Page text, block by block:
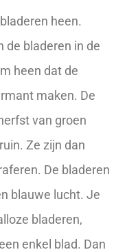
heen.
de bladeren in de
heen dat de
maken. De
van groen
Ze zijn dan
De bladeren
blauwe lucht. Je
bladeren,
enkel blad. Dan